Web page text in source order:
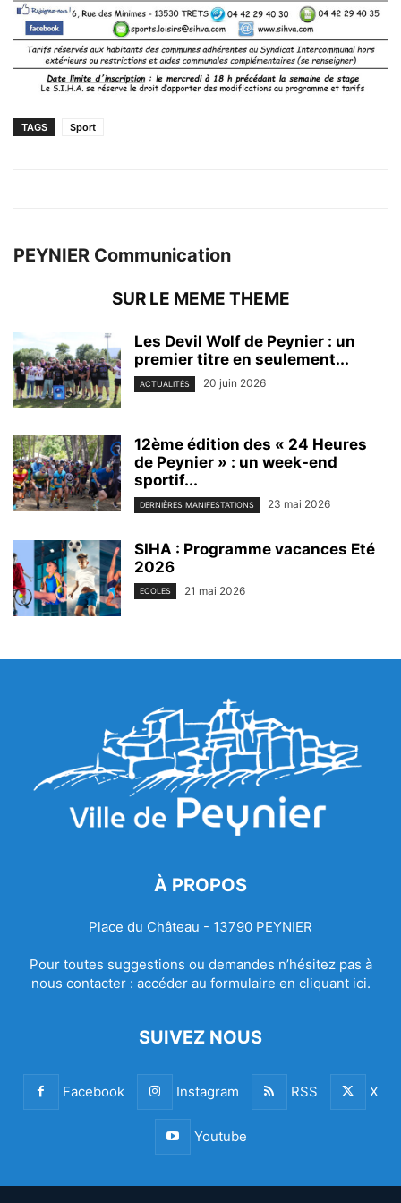
TAGS Sport
PEYNIER Communication
SUR LE MEME THEME
Les Devil Wolf de Peynier : un
premier titre en seulement...
ACTUALITÉS 20 juin 2026
12ème édition des « 24 Heures
de Peynier » : un week-end
sportif...
DERNIÈRES MANIFESTATIONS 23 mai 2026
SIHA : Programme vacances Eté
2026
ECOLES 21 mai 2026
À PROPOS
Place du Château - 13790 PEYNIER
Pour toutes suggestions ou demandes n’hésitez pas à
nous contacter : accéder au formulaire en cliquant ici.
SUIVEZ NOUS
Facebook Instagram RSS X
Youtube